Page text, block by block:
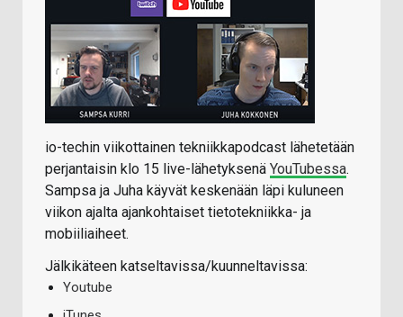
io-techin viikottainen tekniikkapodcast lähetetään
perjantaisin klo 15 live-lähetyksenä YouTubessa.
Sampsa ja Juha käyvät keskenään läpi kuluneen
viikon ajalta ajankohtaiset tietotekniikka- ja
mobiiliaiheet.
Jälkikäteen katseltavissa/kuunneltavissa:
Youtube